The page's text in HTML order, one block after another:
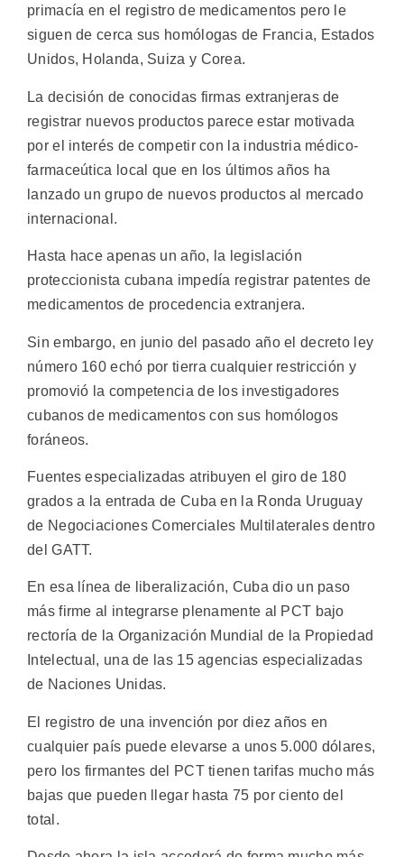
primacía en el registro de medicamentos pero le
siguen de cerca sus homólogas de Francia, Estados
Unidos, Holanda, Suiza y Corea.
La decisión de conocidas firmas extranjeras de
registrar nuevos productos parece estar motivada
por el interés de competir con la industria médico-
farmaceútica local que en los últimos años ha
lanzado un grupo de nuevos productos al mercado
internacional.
Hasta hace apenas un año, la legislación
proteccionista cubana impedía registrar patentes de
medicamentos de procedencia extranjera.
Sin embargo, en junio del pasado año el decreto ley
número 160 echó por tierra cualquier restricción y
promovió la competencia de los investigadores
cubanos de medicamentos con sus homólogos
foráneos.
Fuentes especializadas atribuyen el giro de 180
grados a la entrada de Cuba en la Ronda Uruguay
de Negociaciones Comerciales Multilaterales dentro
del GATT.
En esa línea de liberalización, Cuba dio un paso
más firme al integrarse plenamente al PCT bajo
rectoría de la Organización Mundial de la Propiedad
Intelectual, una de las 15 agencias especializadas
de Naciones Unidas.
El registro de una invención por diez años en
cualquier país puede elevarse a unos 5.000 dólares,
pero los firmantes del PCT tienen tarifas mucho más
bajas que pueden llegar hasta 75 por ciento del
total.